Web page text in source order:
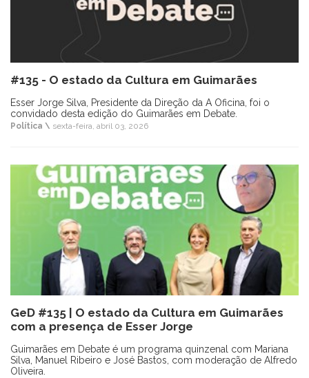
#135 - O estado da Cultura em Guimarães
Esser Jorge Silva, Presidente da Direção da A Oficina, foi o
convidado desta edição do Guimarães em Debate.
Política \ sexta-feira, abril 03, 2026
GeD #135 | O estado da Cultura em Guimarães
com a presença de Esser Jorge
Guimarães em Debate é um programa quinzenal com Mariana
Silva, Manuel Ribeiro e José Bastos, com moderação de Alfredo
Oliveira.